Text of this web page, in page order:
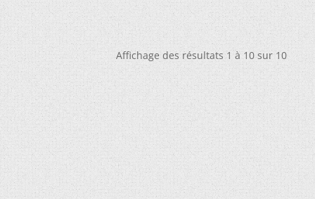
Affichage des résultats 1 à 10 sur 10